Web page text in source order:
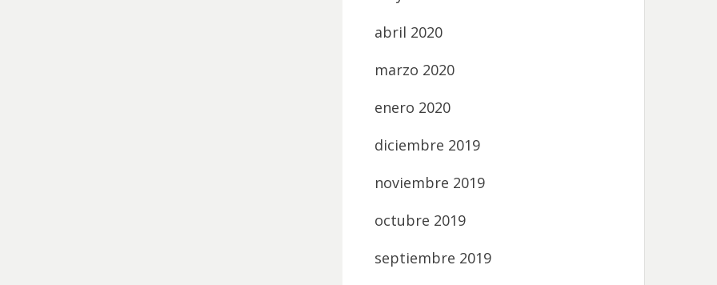
abril 2020
marzo 2020
enero 2020
diciembre 2019
noviembre 2019
octubre 2019
septiembre 2019